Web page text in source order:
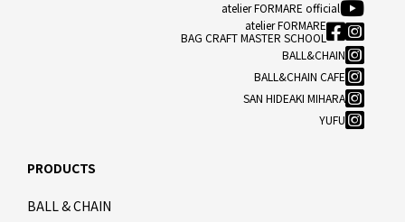
atelier FORMARE official
atelier FORMARE
BAG CRAFT MASTER SCHOOL
BALL&CHAIN
BALL&CHAIN CAFE
SAN HIDEAKI MIHARA
YUFU
PRODUCTS
BALL & CHAIN